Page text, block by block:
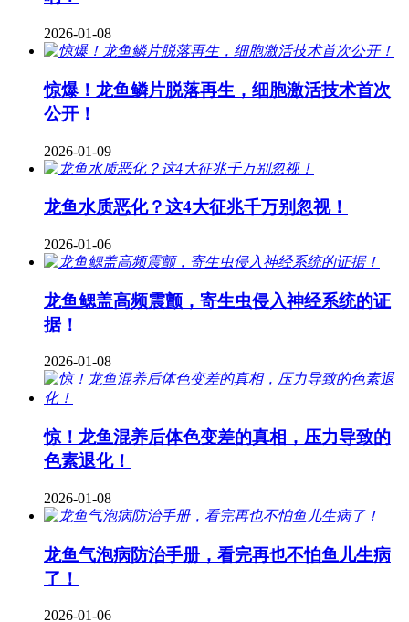
2026-01-08
惊爆！龙鱼鳞片脱落再生，细胞激活技术首次
公开！
2026-01-09
龙鱼水质恶化？这4大征兆千万别忽视！
2026-01-06
龙鱼鳃盖高频震颤，寄生虫侵入神经系统的证
据！
2026-01-08
惊！龙鱼混养后体色变差的真相，压力导致的
色素退化！
2026-01-08
龙鱼气泡病防治手册，看完再也不怕鱼儿生病
了！
2026-01-06